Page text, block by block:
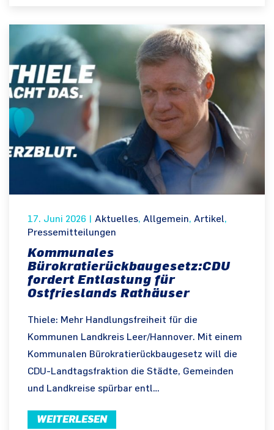
17. Juni 2026 Aktuelles, Allgemein, Artikel,
Pressemitteilungen
Kommunales
Bürokratierückbaugesetz:CDU
fordert Entlastung für
Ostfrieslands Rathäuser
Thiele: Mehr Handlungsfreiheit für die
Kommunen Landkreis Leer/Hannover. Mit einem
Kommunalen Bürokratierückbaugesetz will die
CDU-Landtagsfraktion die Städte, Gemeinden
und Landkreise spürbar entl…
WEITERLESEN